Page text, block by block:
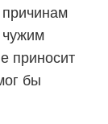
приносит
бы